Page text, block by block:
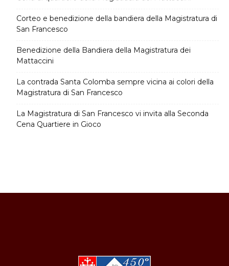
Corteo e benedizione della bandiera della Magistratura di
San Francesco
Benedizione della Bandiera della Magistratura dei
Mattaccini
La contrada Santa Colomba sempre vicina ai colori della
Magistratura di San Francesco
La Magistratura di San Francesco vi invita alla Seconda
Cena Quartiere in Gioco